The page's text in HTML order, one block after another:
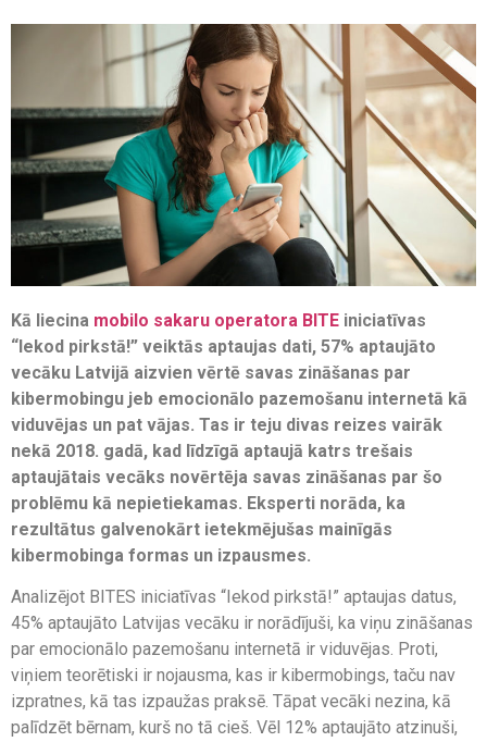
Kā liecina mobilo sakaru operatora BITE iniciatīvas
“Iekod pirkstā!” veiktās aptaujas dati, 57% aptaujāto
vecāku Latvijā aizvien vērtē savas zināšanas par
kibermobingu jeb emocionālo pazemošanu internetā kā
viduvējas un pat vājas. Tas ir teju divas reizes vairāk
nekā 2018. gadā, kad līdzīgā aptaujā katrs trešais
aptaujātais vecāks novērtēja savas zināšanas par šo
problēmu kā nepietiekamas. Eksperti norāda, ka
rezultātus galvenokārt ietekmējušas mainīgās
kibermobinga formas un izpausmes.
Analizējot BITES iniciatīvas “Iekod pirkstā!” aptaujas datus,
45% aptaujāto Latvijas vecāku ir norādījuši, ka viņu zināšanas
par emocionālo pazemošanu internetā ir viduvējas. Proti,
viņiem teorētiski ir nojausma, kas ir kibermobings, taču nav
izpratnes, kā tas izpaužas praksē. Tāpat vecāki nezina, kā
palīdzēt bērnam, kurš no tā cieš. Vēl 12% aptaujāto atzinuši,